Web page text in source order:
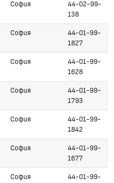
София
44-02-99-
138
София
44-01-99-
1827
София
44-01-99-
1628
София
44-01-99-
1793
София
44-01-99-
1842
София
44-01-99-
1677
София
44-01-99-